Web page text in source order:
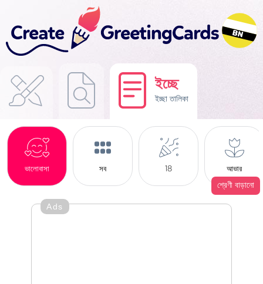
ইচ্ছে
ইচ্ছা তালিকা
ভালোবাসা সব 18 আভার
শ্রেণী বাড়ানো
Ads